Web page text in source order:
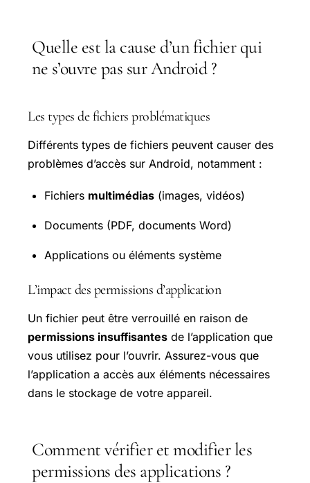
Quelle est la cause d’un fichier qui
ne s’ouvre pas sur Android ?
Les types de fichiers problématiques
Différents types de fichiers peuvent causer des
problèmes d’accès sur Android, notamment :
Fichiers multimédias (images, vidéos)
Documents (PDF, documents Word)
Applications ou éléments système
L’impact des permissions d’application
Un fichier peut être verrouillé en raison de
permissions insuffisantes de l’application que
vous utilisez pour l’ouvrir. Assurez-vous que
l’application a accès aux éléments nécessaires
dans le stockage de votre appareil.
Comment vérifier et modifier les
permissions des applications ?